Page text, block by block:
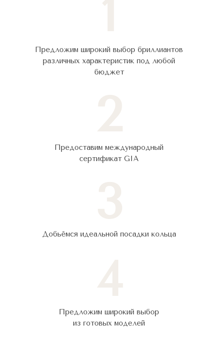
Предложим широкий выбор бриллиантов
различных характеристик под любой
бюджет
Предоставим международный
сертификат GIA
Добьёмся идеальной посадки кольца
Предложим широкий выбор
из готовых моделей